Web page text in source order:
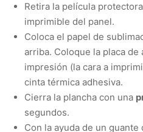
Retira la película
imprimible del panel.
Coloca el papel de
arriba. Coloque la placa
impresión (la cara a
cinta térmica adhesiva.
Cierra la plancha con una
segundos.
Con la ayuda de un